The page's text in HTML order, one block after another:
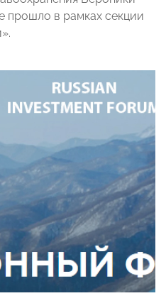
прошло в рамках секции